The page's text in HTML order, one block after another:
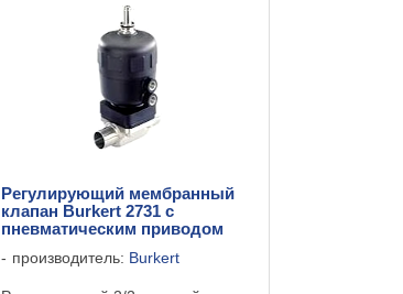
Регулирующий мембранный
клапан Burkert 2731 с
пневматическим приводом
производитель: Burkert